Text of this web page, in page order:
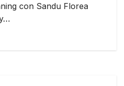
con Sandu Florea